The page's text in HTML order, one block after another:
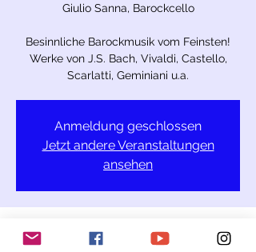
Giulio Sanna, Barockcello
Besinnliche Barockmusik vom Feinsten!
Werke von J.S. Bach, Vivaldi, Castello,
Anmeldung geschlossen
Jetzt andere Veranstaltungen
ansehen
Time & Location